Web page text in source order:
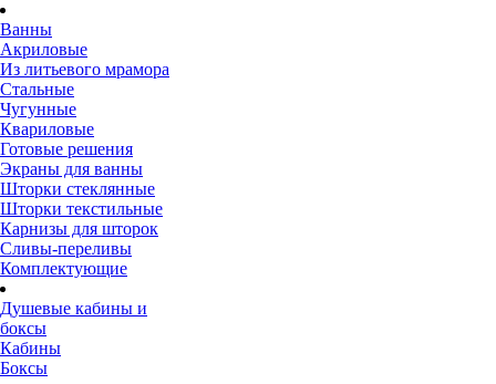
Ванны
Акриловые
Из литьевого мрамора
Стальные
Чугунные
Квариловые
Готовые решения
Экраны для ванны
Шторки стеклянные
Шторки текстильные
Карнизы для шторок
Сливы-переливы
Комплектующие
Душевые кабины и
боксы
Кабины
Боксы